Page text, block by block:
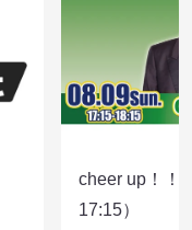
cheer up！
17:15）